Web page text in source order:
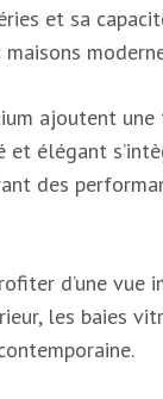
et sa
ajoutent une
et élégant
des
d’une vue
les baies